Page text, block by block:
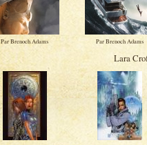
Par Brenoch Adams Par Brenoch Adams
Lara